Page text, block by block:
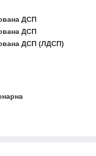
ДСП
ДСП
ДСП (ЛДСП)